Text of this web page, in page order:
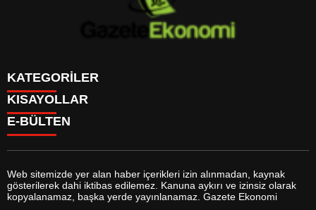
KATEGORİLER
GÜNDEM
DÜNYA
SİYASET
MAGAZİN
SAĞLIK
EĞİTİM
YAŞAM
KISAYOLLAR
BURÇLAR
FİKSTÜR
FİRMA EKLE
FİRMA REHBERİ
E-BÜLTEN
gazeteekonomi.com e-bültenine abone olarak, tarafınıza haber,
Web sitemizde yer alan haber içerikleri izin alınmadan, kaynak
gösterilerek dahi iktibas edilemez. Kanuna aykırı ve izinsiz olarak
kopyalanamaz, başka yerde yayınlanamaz. Gazete Ekonomi